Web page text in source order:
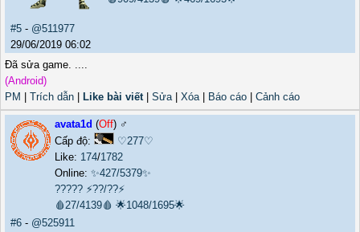
#5 - @511977
29/06/2019 06:02
Đã sửa game. ....
(Android)
PM
Trích dẫn Like bài viết| Sửa| Xóa| Báo cáo Cảnh cáo
avata1d (Off) ♂️
Cấp độ:
♡277♡
Like: 174/1782
Online: ✨427/5379✨
????? ⚡??/??⚡
🩸27/4139🩸 🌟1048/1695🌟
#6 - @525911